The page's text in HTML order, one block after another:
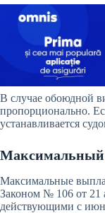
В случае обоюдной
пропорционально.
устанавливается
Максимальный
Максимальные
Законом № 106 от 21
действующими с